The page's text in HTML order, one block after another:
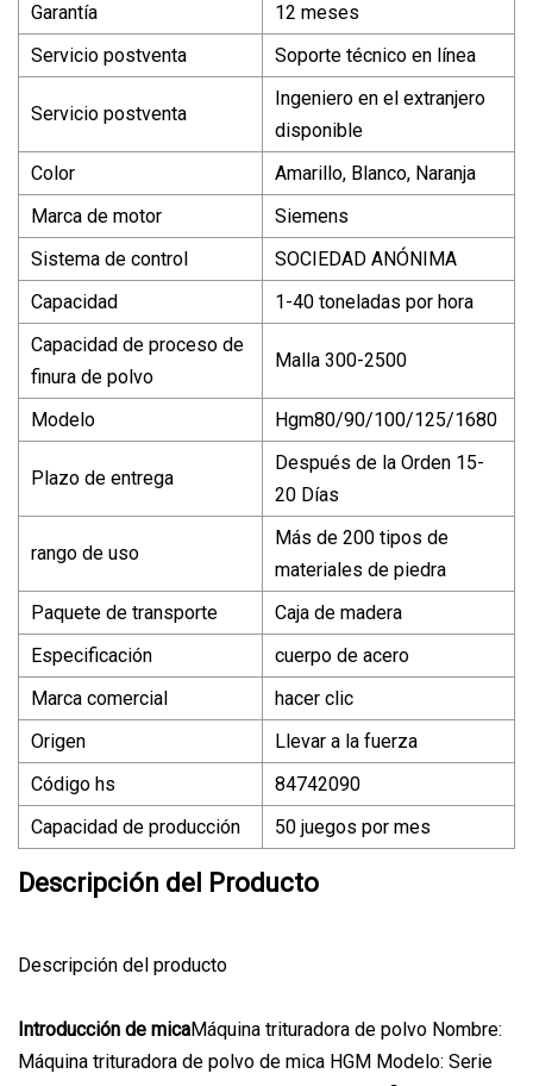
Garantía
12 meses
Servicio postventa
Soporte técnico en línea
Servicio postventa
Ingeniero en el extranjero
disponible
Color
Amarillo, Blanco, Naranja
Marca de motor
Siemens
Sistema de control
SOCIEDAD ANÓNIMA
Capacidad
1-40 toneladas por hora
Capacidad de proceso de
finura de polvo
Malla 300-2500
Modelo Hgm80/90/100/125/1680
Plazo de entrega
Después de la Orden 15-
20 Días
rango de uso
Más de 200 tipos de
materiales de piedra
Paquete de transporte
Caja de madera
Especificación
cuerpo de acero
Marca comercial
hacer clic
Origen
Llevar a la fuerza
Código hs
84742090
Capacidad de producción
50 juegos por mes
Descripción del Producto
Descripción del producto
Introducción de micaMáquina trituradora de polvo Nombre:
Máquina trituradora de polvo de mica HGM Modelo: Serie